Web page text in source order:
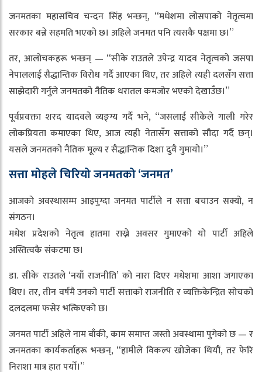
जनमतका महासचिव चन्दन सिंह भन्छन्, “मधेशमा लोसपाको नेतृत्वमा
सरकार बन्ने सहमति भएको छ। अहिले जनमत पनि त्यसकै पक्षमा छ।”
तर, आलोचकहरू भन्छन् — “सीके राउतले उपेन्द्र यादव नेतृत्वको जसपा
नेपाललाई सैद्धान्तिक विरोध गर्दै आएका थिए, तर अहिले त्यही दलसँग सत्ता
साझेदारी गर्नुले जनमतको नैतिक धरातल कमजोर भएको देखाउँछ।”
पूर्वप्रवक्ता शरद यादवले व्यङ्ग्य गर्दै भने, “जसलाई सीकेले गाली गरेर
लोकप्रियता कमाएका थिए, आज त्यही नेतासँग सत्ताको सौदा गर्दै छन्।
यसले जनमतको नैतिक मूल्य र सैद्धान्तिक दिशा दुवै गुमायो।”
सत्ता मोहले चिरियो जनमतको ‘जनमत’
आजको अवस्थासम्म आइपुग्दा जनमत पार्टीले न सत्ता बचाउन सक्यो, न
संगठन।
मधेश प्रदेशको नेतृत्व हातमा राख्ने अवसर गुमाएको यो पार्टी अहिले
अस्तित्वकै संकटमा छ।
डा. सीके राउतले ‘नयाँ राजनीति’ को नारा दिएर मधेशमा आशा जगाएका
थिए। तर, तीन वर्षमै उनको पार्टी सत्ताको राजनीति र व्यक्तिकेन्द्रित सोचको
दलदलमा फसेर भत्किएको छ।
जनमत पार्टी अहिले नाम बाँकी, काम समाप्त जस्तो अवस्थामा पुगेको छ — र
जनमतका कार्यकर्ताहरू भन्छन्, “हामीले विकल्प खोजेका थियौं, तर फेरि
निराशा मात्र हात पर्यो।”